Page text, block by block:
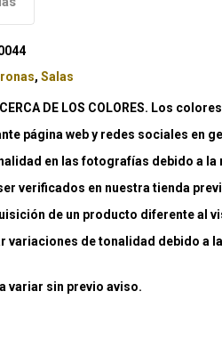
,Salas
DE LOS COLORES. Los
página web y redes sociales en
en las fotografías debido a
verificados en nuestra tienda
de un producto diferente al
variaciones de tonalidad debido a
variar sin previo aviso.